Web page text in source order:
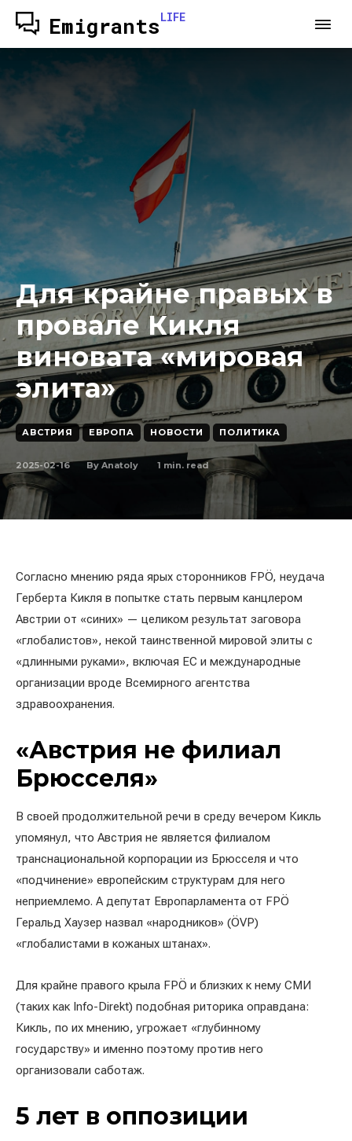
EmigrantsLIFE
Для крайне правых в
провале Кикля
виновата «мировая
элита»
АВСТРИЯ ЕВРОПА НОВОСТИ ПОЛИТИКА
2025-02-16 By Anatoly 1 min. read
Согласно мнению ряда ярых сторонников FPÖ, неудача
Герберта Кикля в попытке стать первым канцлером
Австрии от «синих» — целиком результат заговора
«глобалистов», некой таинственной мировой элиты с
«длинными руками», включая ЕС и международные
организации вроде Всемирного агентства
здравоохранения.
«Австрия не филиал
Брюсселя»
В своей продолжительной речи в среду вечером Кикль
упомянул, что Австрия не является филиалом
транснациональной корпорации из Брюсселя и что
«подчинение» европейским структурам для него
неприемлемо. А депутат Европарламента от FPÖ
Геральд Хаузер назвал «народников» (ÖVP)
«глобалистами в кожаных штанах».
Для крайне правого крыла FPÖ и близких к нему СМИ
(таких как Info-Direkt) подобная риторика оправдана:
Кикль, по их мнению, угрожает «глубинному
государству» и именно поэтому против него
организовали саботаж.
5 лет в оппозиции